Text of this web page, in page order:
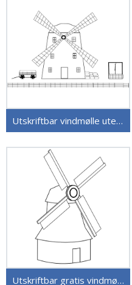
Utskriftbar vindmølle uten kostnad
Utskriftbar gratis vindmølle